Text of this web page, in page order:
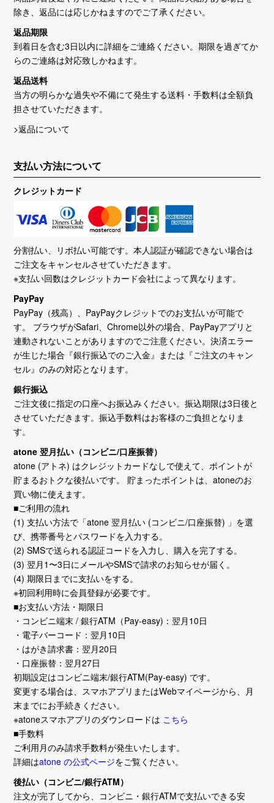
除き、返品には応じかねますのでご了承ください。
返品期限
到着日を含む3日以内に詳細をご連絡ください。期限を過ぎてか
らのご連絡は対応致しかねます。
返品送料
当方の明らかな過失や不備にて発生する送料・手数料は全額負
担させていただきます。
>返品について
支払い方法について
クレジットカード
分割払い、リボ払い可能です。本人認証が確認できない場合は
ご注文をキャンセルさせていただきます。
※支払い回数はクレジットカード会社によって異なります。
PayPay
PayPay（残高）、PayPayクレジットでのお支払いが可能で
す。 ブラウザがSafari、Chrome以外の場合、PayPayアプリと
連動されないことがありますのでご注意ください。決済エラー
が生じた場合『銀行振込でのご入金』または『ご注文のキャン
セル』のみの対応となります。
銀行振込
ご注文後に指定の口座へお振込みください。振込期限は3日後と
させていただきます。振込手数料はお客様のご負担となりま
す。
atone 翌月払い（コンビニ/口座振替）
atone (アトネ) はクレジットカードなしで使えて、ポイントが
貯まるおトクな後払いです。 貯まったポイントは、atoneのお
買い物に使えます。
■ご利用の流れ
(1) 支払い方法で「atone 翌月払い (コンビニ/口座振替) 」を選
び、携帯番号とパスワードを入力する。
(2) SMSで送られる認証コードを入力し、購入を完了する。
(3) 翌月1〜3日にメールやSMSで請求のお知らせが届く。
(4) 期限日までに支払いをする。
※初回利用時に会員登録が必要です。
■お支払い方法・期限日
・コンビニ端末 / 銀行ATM（Pay-easy)：翌月10日
・電子バーコード：翌月10日
・はがき請求書：翌月20日
・口座振替：翌月27日
初期設定はコンビニ端末/銀行ATM(Pay-easy) です。
変更する場合は、スマホアプリまたはWebマイページから、月
末までにお手続きください。
※atoneスマホアプリのダウンロードは こちら
■手数料
ご利用月のみ請求手数料が発生いたします。
詳細はatone の公式ページをご覧ください。
後払い（コンビニ/銀行ATM）
注文が完了してから、コンビニ・銀行ATMで支払いできる安